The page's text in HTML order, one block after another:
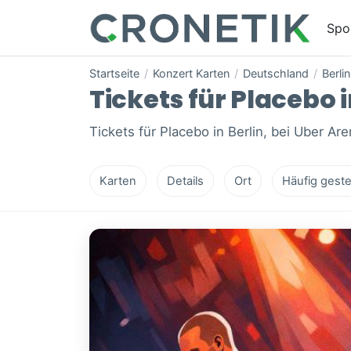
Startseite / Konzert Karten / Deutschland / Berlin
Tickets für Placebo
Tickets für Placebo in Berlin, bei Uber
Karten Details Ort Häufig